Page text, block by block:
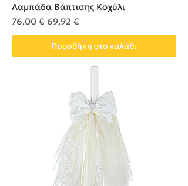
Λαμπάδα Βάπτισης Κοχύλι
Κανονική τιμή
76,00 € Τιμή Έκπτωσης
69,92 €
Προσθήκη στο καλάθι